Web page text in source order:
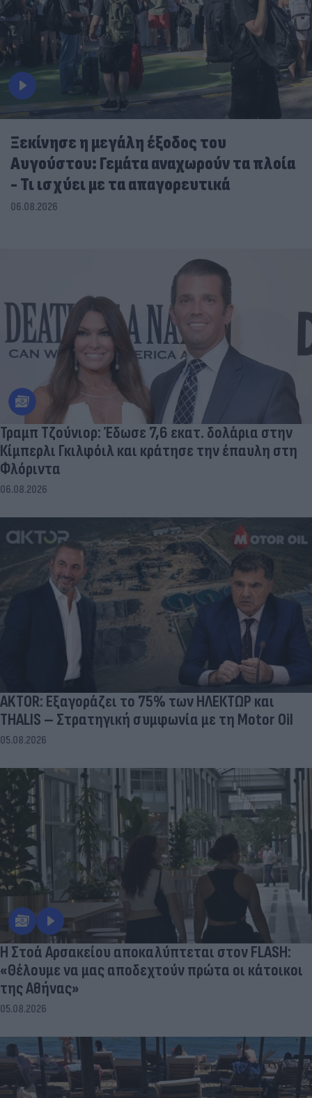
Ξεκίνησε η μεγάλη έξοδος του
Αυγούστου: Γεμάτα αναχωρούν τα πλοία
- Τι ισχύει με τα απαγορευτικά
06.08.2026
Τραμπ Τζούνιορ: Έδωσε 7,6 εκατ. δολάρια στην
Κίμπερλι Γκιλφόιλ και κράτησε την έπαυλη στη
Φλόριντα
06.08.2026
AKTOR: Εξαγοράζει το 75% των ΗΛΕΚΤΩΡ και
THALIS – Στρατηγική συμφωνία με τη Motor Oil
05.08.2026
Η Στοά Αρσακείου αποκαλύπτεται στον FLASH:
«Θέλουμε να μας αποδεχτούν πρώτα οι κάτοικοι
της Αθήνας»
05.08.2026